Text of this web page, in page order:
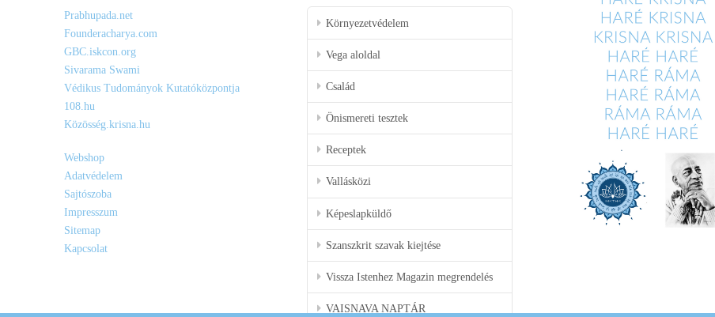
Prabhupada.net
Founderacharya.com
GBC.iskcon.org
Sivarama Swami
Védikus Tudományok Kutatóközpontja
108.hu
Közösség.krisna.hu
Webshop
Adatvédelem
Sajtószoba
Impresszum
Sitemap
Kapcsolat
Környezetvédelem
Vega aloldal
Család
Önismereti tesztek
Receptek
Vallásközi
Képeslapküldő
Szanszkrit szavak kiejtése
Vissza Istenhez Magazin megrendelés
VAISNAVA NAPTÁR